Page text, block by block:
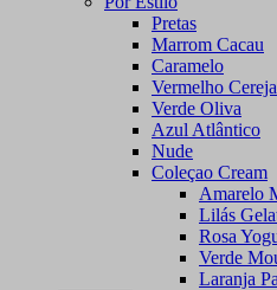
Pretas
Marrom Cacau
Caramelo
Vermelho Cereja
Verde Oliva
Azul Atlântico
Nude
Coleçao Cream
Amarelo
Lilás
Rosa
Verde
Laranja